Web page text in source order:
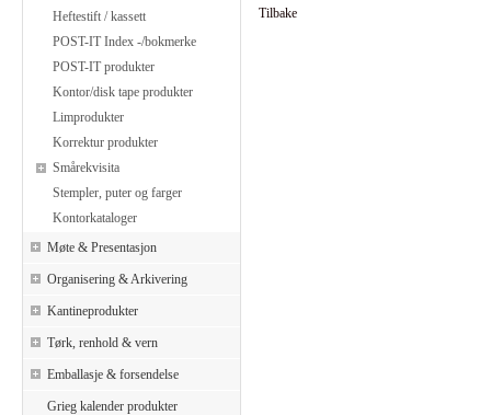
Heftestift / kassett
POST-IT Index -/bokmerke
POST-IT produkter
Kontor/disk tape produkter
Limprodukter
Korrektur produkter
Smårekvisita
Stempler, puter og farger
Kontorkataloger
Møte & Presentasjon
Organisering & Arkivering
Kantineprodukter
Tørk, renhold & vern
Emballasje & forsendelse
Grieg kalender produkter
Tilbake